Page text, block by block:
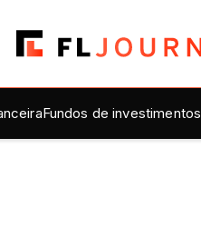
Fundos de investimentos